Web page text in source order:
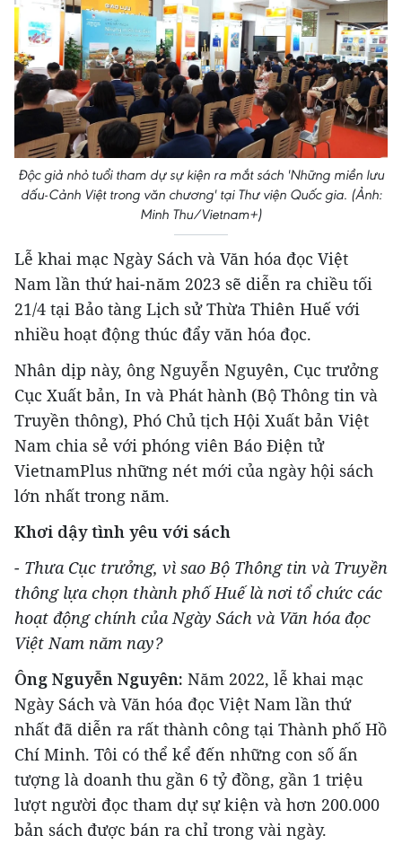
Độc giả nhỏ tuổi tham dự sự kiện ra mắt sách 'Những miền lưu
dấu-Cảnh Việt trong văn chương' tại Thư viện Quốc gia. (Ảnh:
Minh Thu/Vietnam+)
Lễ khai mạc Ngày Sách và Văn hóa đọc Việt
Nam lần thứ hai-năm 2023 sẽ diễn ra chiều tối
21/4 tại Bảo tàng Lịch sử Thừa Thiên Huế với
nhiều hoạt động thúc đẩy văn hóa đọc.
Nhân dịp này, ông Nguyễn Nguyên, Cục trưởng
Cục Xuất bản, In và Phát hành (Bộ Thông tin và
Truyền thông), Phó Chủ tịch Hội Xuất bản Việt
Nam chia sẻ với phóng viên Báo Điện tử
VietnamPlus những nét mới của ngày hội sách
lớn nhất trong năm.
Khơi dậy tình yêu với sách
- Thưa Cục trưởng, vì sao Bộ Thông tin và Truyền
thông lựa chọn thành phố Huế là nơi tổ chức các
hoạt động chính của Ngày Sách và Văn hóa đọc
Việt Nam năm nay?
Ông Nguyễn Nguyên: Năm 2022, lễ khai mạc
Ngày Sách và Văn hóa đọc Việt Nam lần thứ
nhất đã diễn ra rất thành công tại Thành phố Hồ
Chí Minh. Tôi có thể kể đến những con số ấn
tượng là doanh thu gần 6 tỷ đồng, gần 1 triệu
lượt người đọc tham dự sự kiện và hơn 200.000
bản sách được bán ra chỉ trong vài ngày.